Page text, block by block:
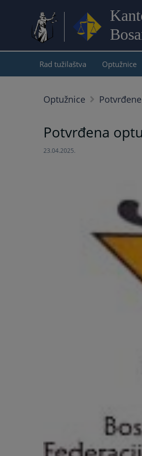
Rad tužilaštva Optužnice
Optužnice
Potvrđena
23.04.2025.